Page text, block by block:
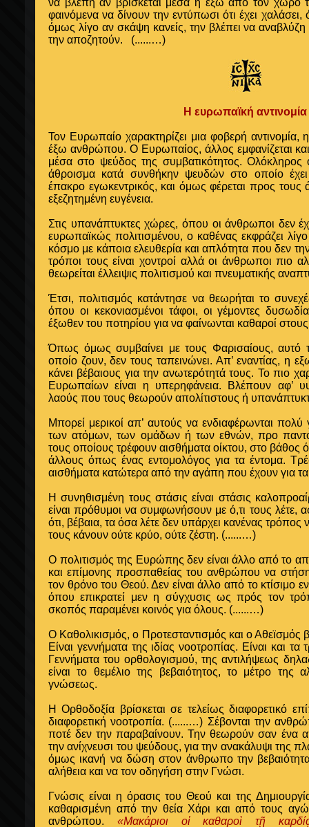
να βλέπη αν βρίσκεται μέσα ή έξω από τον χώρο
φαινόμενα να δίνουν την εντύπωσι ότι έχει χαλάσει,
όμως λίγο αν σκάψη κανείς, την βλέπει να
την αποζητούν. (......…)
Η ευρωπαϊκή αντινομία
Τον Ευρωπαίο χαρακτηρίζει μια φοβερή αντινομία,
έξω ανθρώπου. Ο Ευρωπαίος, άλλος εμφανίζεται και
μέσα στο ψεύδος της συμβατικότητος. Ολόκληρος
άθροισμα κατά συνθήκην ψευδών στο οποίο
έπακρο εγωκεντρικός, και όμως φέρεται προς
εξεζητημένη ευγένεια.
Στις υπανάπτυκτες χώρες, όπου οι άνθρωποι δεν
ευρωπαϊκώς πολιτισμένου, ο καθένας εκφράζει
κόσμο με κάποια ελευθερία και απλότητα που δεν
τρόποι τους είναι χοντροί αλλά οι άνθρωποι πιο
θεωρείται έλλειψις πολιτισμού και πνευματικής
Έτσι, πολιτισμός κατάντησε να θεωρήται το
όπου οι κεκονιασμένοι τάφοι, οι γέμοντες
έξωθεν του ποτηρίου για να φαίνωνται καθαροί
Όπως όμως συμβαίνει με τους Φαρισαίους, αυτό
οποίο ζουν, δεν τους ταπεινώνει. Απ’ εναντίας, η
κάνει βέβαιους για την ανωτερότητά τους. Το πιο
Ευρωπαίων είναι η υπερηφάνεια. Βλέπουν αφ’
λαούς που τους θεωρούν απολίτιστους ή
Μπορεί μερικοί απ’ αυτούς να ενδιαφέρωνται
των ατόμων, των ομάδων ή των εθνών, προ
τους οποίους τρέφουν αισθήματα οίκτου, στο βάθος
άλλους όπως ένας εντομολόγος για τα έντομα.
αισθήματα κατώτερα από την αγάπη που έχουν για
Η συνηθισμένη τους στάσις είναι στάσις
είναι πρόθυμοι να συμφωνήσουν με ό,τι τους λέτε,
ότι, βέβαια, τα όσα λέτε δεν υπάρχει κανένας
τους κάνουν ούτε κρύο, ούτε ζέστη. (......…)
Ο πολιτισμός της Ευρώπης δεν είναι άλλο από το
και επίμονης προσπαθείας του ανθρώπου να
τον θρόνο του Θεού. Δεν είναι άλλο από το κτίσιμο
όπου επικρατεί μεν η σύγχυσις ως πρός τον
σκοπός παραμένει κοινός για όλους. (......…)
Ο Καθολικισμός, ο Προτεσταντισμός και ο Αθεϊσμός
Είναι γεννήματα της ιδίας νοοτροπίας. Είναι και
Γεννήματα του ορθολογισμού, της αντιλήψεως
είναι το θεμέλιο της βεβαιότητος, το μέτρο της
γνώσεως.
Η Ορθοδοξία βρίσκεται σε τελείως διαφορετικό
διαφορετική νοοτροπία. (......…) Σέβονται την
ποτέ δεν την παραβαίνουν. Την θεωρούν σαν ένα
την ανίχνευσι του ψεύδους, για την ανακάλυψι της
όμως ικανή να δώση στον άνθρωπο την
αλήθεια και να τον οδηγήση στην Γνώσι.
Γνώσις είναι η όρασις του Θεού και της
καθαρισμένη από την θεία Χάρι και από τους
ανθρώπου. «Μακάριοι οἱ καθαροὶ τῇ